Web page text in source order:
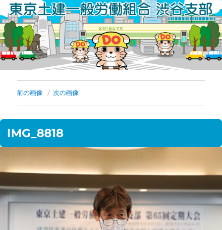
ン
テ
ン
ツ
キ
ッ
前の画像 次の画像
IMG_8818